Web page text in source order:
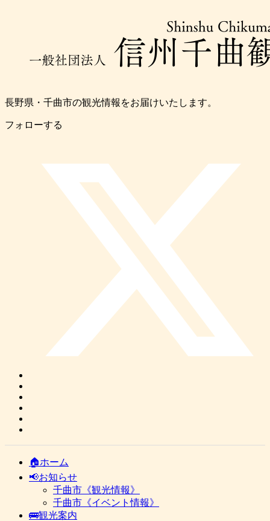
長野県・千曲市の観光情報をお届けいたします。
フォローする
🏠ホーム
📢お知らせ
千曲市《観光情報》
千曲市《イベント情報》
🚌観光案内